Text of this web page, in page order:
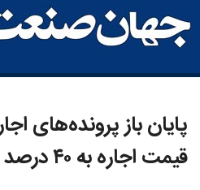
پایان باز پرونده‌های
قیمت اجاره به ۴۰ درصد رسید